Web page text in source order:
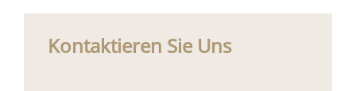
Kontaktieren Sie Uns